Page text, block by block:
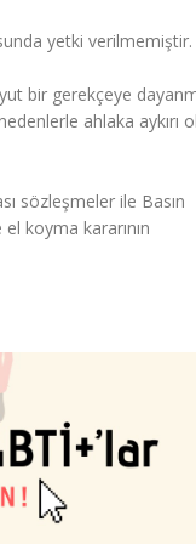
yetki verilmemiştir.
bir gerekçeye
ahlaka aykırı
sözleşmeler ile Basın
koyma kararının